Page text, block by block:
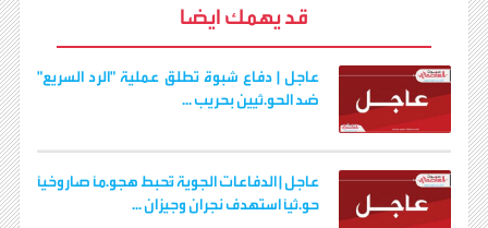
o
k
r
l
s
p
p
g
a
m
e
g
e
r
n
k
قد يهمك ايضا
عاجل | دفاع شبوة تطلق عملية "الرد السريع"
ضد الحو.ثيين بحريب ...
عاجل | الدفاعات الجوية تُحبط هجو.مًا صاروخيًا
حو.ثيًا استهدف نجران وجيزان ...